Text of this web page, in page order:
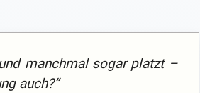
manchmal sogar platzt –
auch?“